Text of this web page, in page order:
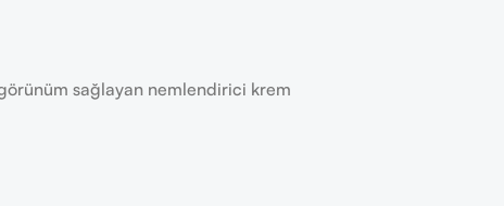
sağlayan nemlendirici krem